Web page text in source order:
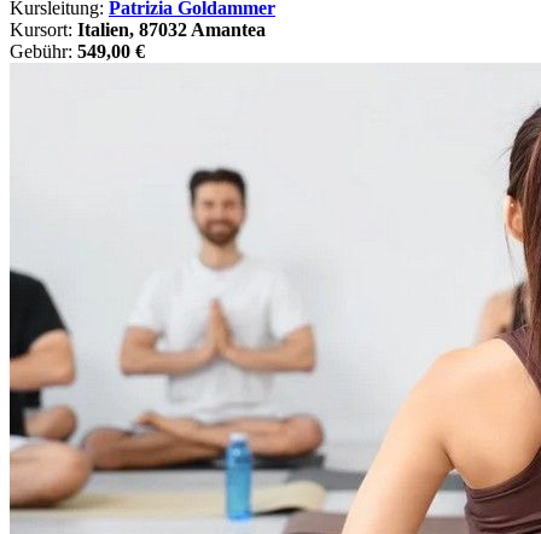
Kursleitung: Patrizia Goldammer
Kursort: Italien, 87032 Amantea
Gebühr: 549,00 €